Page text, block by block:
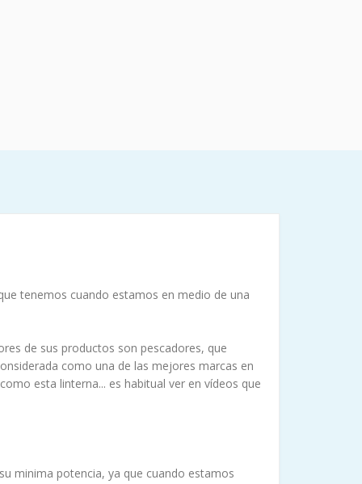
tenemos cuando estamos en medio de una
de sus productos son pescadores, que
como una de las mejores marcas en
esta linterna... es habitual ver en vídeos que
minima potencia, ya que cuando estamos